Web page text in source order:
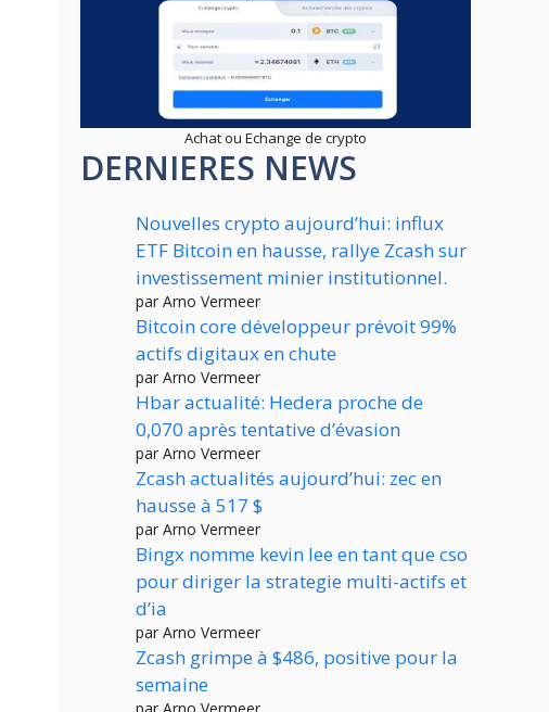
Achat ou Echange de crypto
DERNIERES NEWS
Nouvelles crypto aujourd’hui: influx
ETF Bitcoin en hausse, rallye Zcash sur
investissement minier institutionnel.
par Arno Vermeer
Bitcoin core développeur prévoit 99%
actifs digitaux en chute
par Arno Vermeer
Hbar actualité: Hedera proche de
0,070 après tentative d’évasion
par Arno Vermeer
Zcash actualités aujourd’hui: zec en
hausse à 517 $
par Arno Vermeer
Bingx nomme kevin lee en tant que cso
pour diriger la strategie multi-actifs et
d’ia
par Arno Vermeer
Zcash grimpe à $486, positive pour la
semaine
par Arno Vermeer